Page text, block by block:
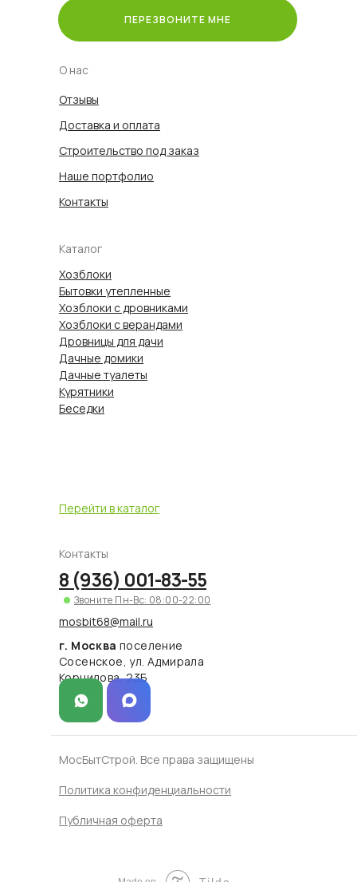
г. Москва поселение
Сосенское, ул. Адмирала
Корнилова, 23Б
8 (936) 001-83-55
Звоните Пн-Вс: 08:00-22:00
ПЕРЕЗВОНИТЕ МНЕ
mosbit68@mail.ru
Публичная оферта
Политика конфиденциальности
МосБытСтрой. Все права защищены
Контакты
Каталог
Перейти в каталог
Хозблоки
Бытовки утепленные
Хозблоки с дровниками
Хозблоки с верандами
Дровницы для дачи
Дачные домики
Дачные туалеты
Курятники
Беседки
О нас
Контакты
Наше портфолио
Строительство под заказ
Доставка и оплата
Отзывы